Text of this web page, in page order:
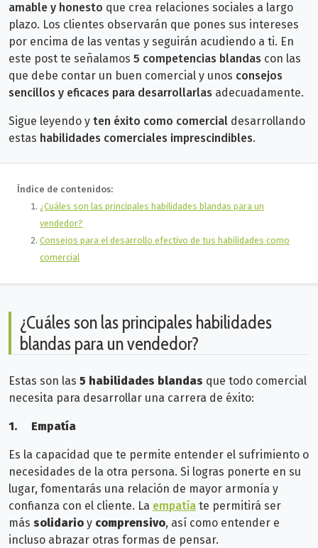
amable y honesto que crea relaciones sociales a largo
plazo. Los clientes observarán que pones sus intereses
por encima de las ventas y seguirán acudiendo a ti. En
este post te señalamos 5 competencias blandas con las
que debe contar un buen comercial y unos consejos
sencillos y eficaces para desarrollarlas adecuadamente.
Sigue leyendo y ten éxito como comercial desarrollando
estas habilidades comerciales imprescindibles.
Índice de contenidos:
¿Cuáles son las principales habilidades blandas para un
vendedor?
Consejos para el desarrollo efectivo de tus habilidades como
comercial
¿Cuáles son las principales habilidades
blandas para un vendedor?
Estas son las 5 habilidades blandas que todo comercial
necesita para desarrollar una carrera de éxito:
1. Empatía
Es la capacidad que te permite entender el sufrimiento o
necesidades de la otra persona. Si logras ponerte en su
lugar, fomentarás una relación de mayor armonía y
confianza con el cliente. La empatía te permitirá ser
más solidario y comprensivo, así como entender e
incluso abrazar otras formas de pensar.